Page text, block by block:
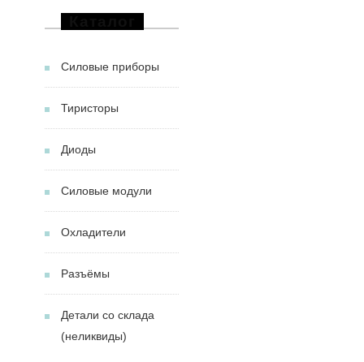
Силовые приборы
Тиристоры
Диоды
Силовые модули
Охладители
Разъёмы
Детали со склада
(неликвиды)